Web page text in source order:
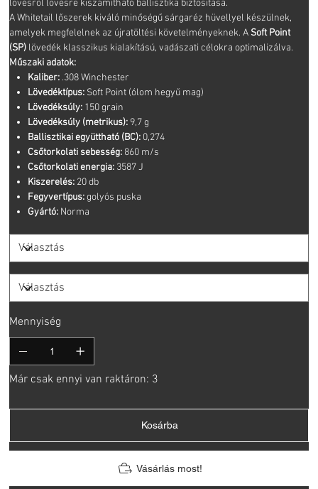
lövésről lövésre kiszámítható ballisztika biztosítása.
A Whitetail lőszerek kiváló minőségű sárgaréz hüvellyel készülnek,
amelyek megfelelnek az újratöltési követelményeknek. A Soft Point
(SP) lövedék klasszikus kialakítású, vadászati célokra optimalizálva.
Műszaki adatok:
Kaliber:.308 Winchester
Lövedéktípus:Soft Point (ólom hegyű mag)
Lövedéksúly:150 grain
Lövedéksúly (metrikus):9,7 g
Ballisztikai együttható (BC):0,274
Csőtorkolati sebesség:860 m/s
Csőtorkolati energia:3587 J
Kiszerelés:20 db
Fegyvertípus:golyós puska
Gyártó:Norma
Mennyiség
Már csak ennyi van raktáron: 3
Kosárba
Vásárlás most!